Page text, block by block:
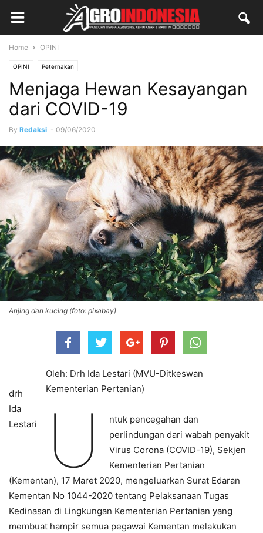
Home OPINI
OPINI Peternakan
Menjaga Hewan Kesayangan
dari COVID-19
By Redaksi - 09/06/2020
Anjing dan kucing (foto: pixabay)
drh
Ida
Lestari
Oleh: Drh Ida Lestari (MVU-Ditkeswan
Kementerian Pertanian)
U
ntuk pencegahan dan
perlindungan dari wabah penyakit
Virus Corona (COVID-19), Sekjen
Kementerian Pertanian
(Kementan), 17 Maret 2020, mengeluarkan Surat Edaran
Kementan No 1044-2020 tentang Pelaksanaan Tugas
Kedinasan di Lingkungan Kementerian Pertanian yang
membuat hampir semua pegawai Kementan melakukan